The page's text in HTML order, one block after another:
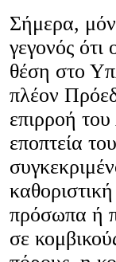
Σήμερα,
γεγονός
θέση στο
πλέον
επιρροή
εποπτεία
πρόσωπα ή
σε